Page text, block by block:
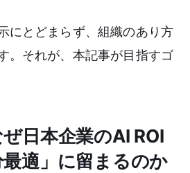
にとどまらず、組織のあり方
。それが、本記事が目指すゴ
日本企業のAI ROI
適」に留まるのか